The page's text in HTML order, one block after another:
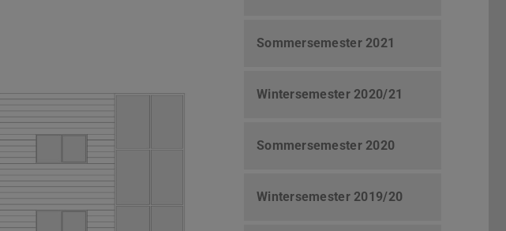
Sommersemester 2021
Wintersemester 2020/21
Sommersemester 2020
Wintersemester 2019/20